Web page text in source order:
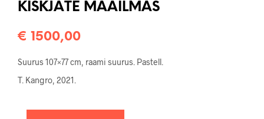
KISKJATE MAAILMAS
€ 1500,00
Suurus 107×77 cm, raami suurus. Pastell.
T. Kangro, 2021.